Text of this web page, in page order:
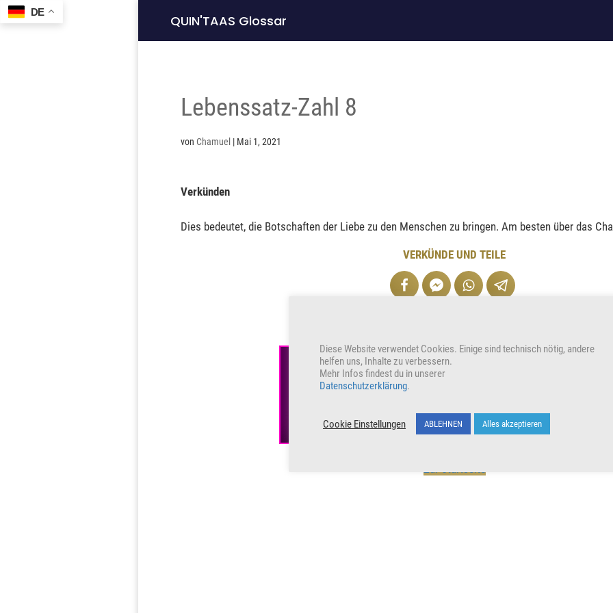
QUIN'TAAS Glossar
Lebenssatz-Zahl 8
von Chamuel | Mai 1, 2021
Verkünden
Dies bedeutet, die Botschaften der Liebe zu den Menschen zu bringen. Am besten über das
VERKÜNDE UND TEILE
Zur Startseite
Diese Website verwendet Cookies. Einige sind technisch nötig, andere
helfen uns, Inhalte zu verbessern.
Mehr Infos findest du in unserer
Datenschutzerklärung.
Cookie Einstellungen ABLEHNEN Alles akzeptieren
DE